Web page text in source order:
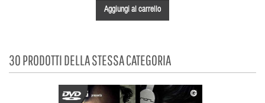
Aggiungi al carrello
30 PRODOTTI DELLA STESSA CATEGORIA